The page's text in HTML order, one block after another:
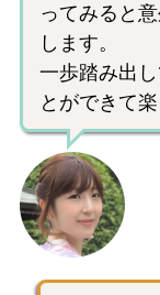
ってみると
します。
一歩踏み出
とができて